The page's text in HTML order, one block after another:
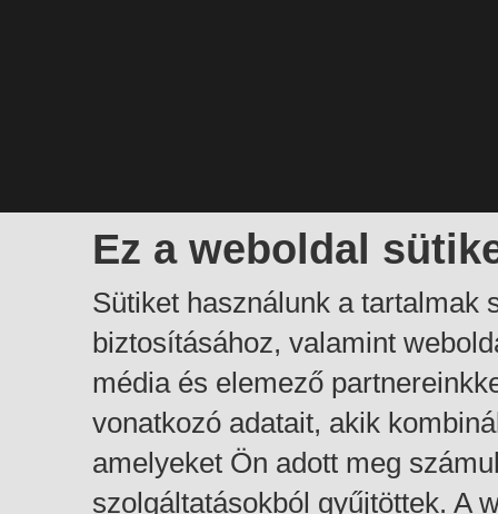
Ez a weboldal
Sütiket használunk a tartalmak
biztosításához, valamint
média és elemező
vonatkozó adatait, akik
amelyeket Ön adott meg
szolgáltatásokból gyűjtöttek. A